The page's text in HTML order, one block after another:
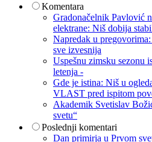
Komentara
Gradonačelnik Pavlović
elektrane: Niš dobija
Napredak u
sve izvesnija
Uspešnu zimsku sezonu
letenja -
Gde je istina: Niš u
VLAST pred ispitom
Akademik Svetislav
svetu“
Poslednji komentari
Dan primirja u Prvom